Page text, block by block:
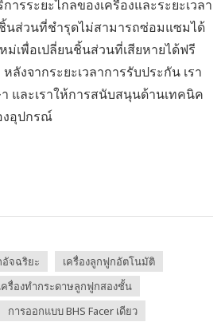
ารระยะไกลของเครื่องและระยะเวลา
นส่วนที่ชำรุดไม่สามารถซ่อมแซมได้
ม่เพื่อเปลี่ยนชิ้นส่วนที่เสียหายได้ฟรี
งจากระยะเวลาการรับประกัน เรา
า และเราให้การสนับสนุนด้านเทคนิค
งอุปกรณ์
จฉริยะ
เครื่องลูกฟูกอัตโนมัติ
ครื่องทำกระดาษลูกฟูกสองชั้น
การออกแบบ BHS Facer เดียว